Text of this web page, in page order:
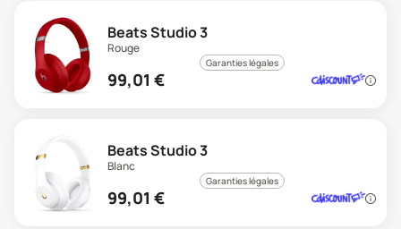
Beats Studio 3
Rouge
Garanties légales
99,01 €
Beats Studio 3
Blanc
Garanties légales
99,01 €